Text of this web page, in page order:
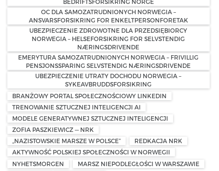
OC DLA SAMOZATRUDNIONYCH NORWEGIA –
ANSVARSFORSIKRING FOR ENKELTPERSONFORETAK
UBEZPIECZENIE ZDROWOTNE DLA PRZEDSIĘBIORCY
NORWEGIA – HELSEFORSIKRING FOR SELVSTENDIG
NÆRINGSDRIVENDE
EMERYTURA SAMOZATRUDNIONYCH NORWEGIA – FRIVILLIG
PENSJONSSPARING SELVSTENDIG NÆRINGSDRIVENDE
UBEZPIECZENIE UTRATY DOCHODU NORWEGIA –
SYKEAVBRUDDSFORSIKRING
BRANŻOWY PORTAL SPOŁECZNOŚCIOWY LINKEDIN
TRENOWANIE SZTUCZNEJ INTELIGENCJI AI
MODELE GENERATYWNEJ SZTUCZNEJ INTELIGENCJI
ZOFIA PASZKIEWICZ — NRK
„NAZISTOWSKIE MARSZE W POLSCE”
REDKACJA NRK
AKTYWNOŚĆ POLSKIEJ SPOŁECZNOŚCI W NORWEGII
NYHETSMORGEN
MARSZ NIEPODLEGŁOŚCI W WARSZAWIE